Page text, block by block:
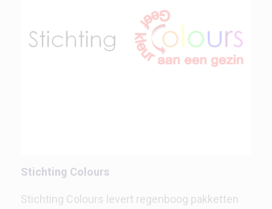
Stichting Colours
Stichting Colours levert regenboog pakketten